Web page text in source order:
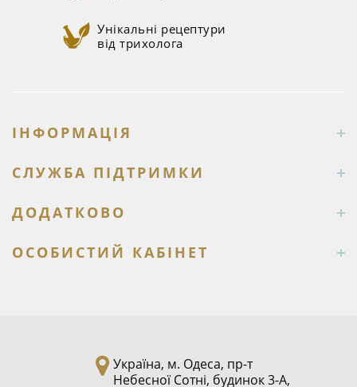
Унікальні рецептури
від трихолога
ІНФОРМАЦІЯ
СЛУЖБА ПІДТРИМКИ
ДОДАТКОВО
ОСОБИСТИЙ КАБІНЕТ
Україна, м. Одеса, пр-т
Небесної Сотні, будинок 3-А,